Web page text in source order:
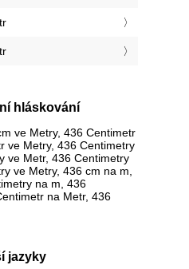
hláskování
ve Metry, 436 Centimetr
ve Metry, 436 Centimetry
ve Metr, 436 Centimetry
ve Metry, 436 cm na m,
na m, 436
na Metr, 436
jazyky